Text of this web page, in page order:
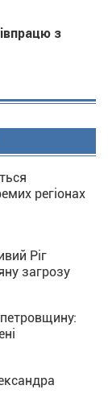
з
регіонах
Ріг
загрозу